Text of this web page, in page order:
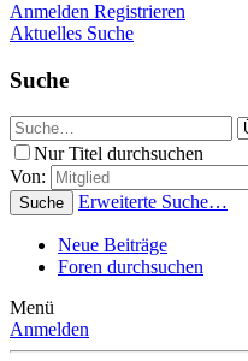
Anmelden Registrieren
Aktuelles Suche
Suche
Nur Titel durchsuchen
Von:
Suche Erweiterte Suche…
Neue Beiträge
Foren durchsuchen
Menü
Anmelden